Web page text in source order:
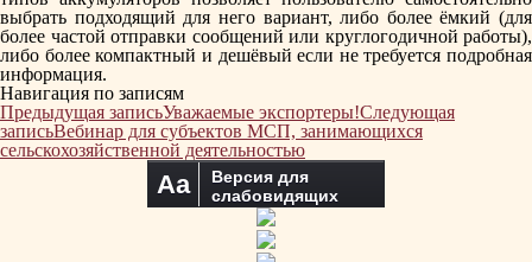
выбрать подходящий для него вариант, либо более ёмкий (для
более частой отправки сообщений или круглогодичной работы),
либо более компактный и дешёвый если не требуется подробная
информация.
Навигация по записям
Предыдущая записьУважаемые экспортеры!Следующая
записьВебинар для субъектов МСП, занимающихся
сельскохозяйственной деятельностью
Aa
Версия для
слабовидящих